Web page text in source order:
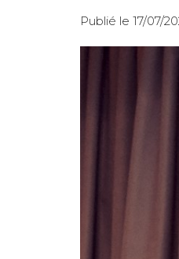
Publié le 17/07/